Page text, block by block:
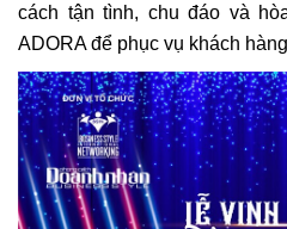
cách tận tình, chu đáo và
ADORA để phục vụ khách